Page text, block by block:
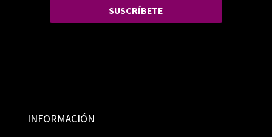
SUSCRÍBETE
INFORMACIÓN